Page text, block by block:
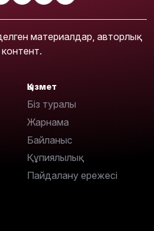
материалдар, авторлық
контент.
Қызмет
Біз туралы
Жарнама
Байланыс
Құпиялылық
Пайдалану ережесі